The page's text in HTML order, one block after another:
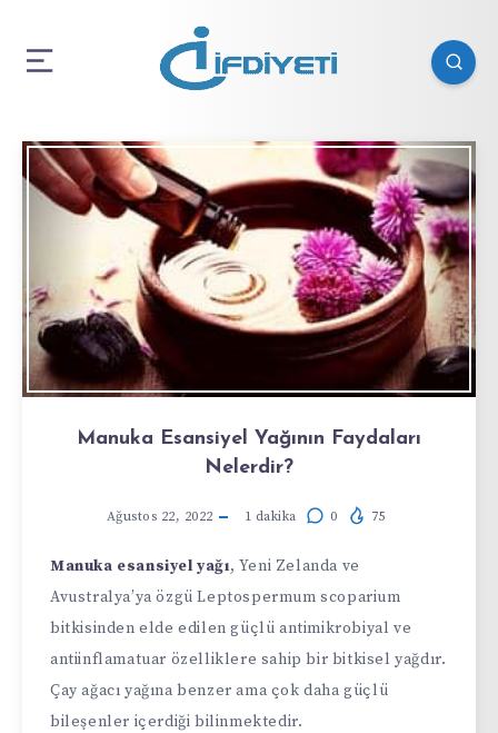
Manuka Esansiyel Yağının Faydaları
Nelerdir?
Ağustos 22, 2022 1 dakika 0 75
Manuka esansiyel yağı, Yeni Zelanda ve
Avustralya’ya özgü Leptospermum scoparium
bitkisinden elde edilen güçlü antimikrobiyal ve
antiinflamatuar özelliklere sahip bir bitkisel yağdır.
Çay ağacı yağına benzer ama çok daha güçlü
bileşenler içerdiği bilinmektedir.